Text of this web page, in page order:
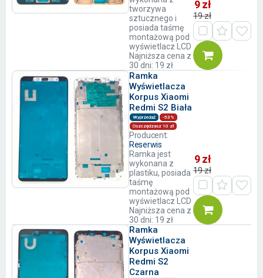
tworzywa
sztucznego i
posiada taśmę
montażową pod
wyświetlacz LCD
Najniższa cena z
30 dni: 19 zł
9 zł
19 zł
Ramka
Wyświetlacza
Korpus Xiaomi
Redmi S2 Biała
Wyprzedaż
-53%
Oszczędzasz 10 zł
Producent:
Reserwis
Ramka jest
wykonana z
plastiku, posiada
taśmę
montażową pod
wyświetlacz LCD
Najniższa cena z
30 dni: 19 zł
9 zł
19 zł
Ramka
Wyświetlacza
Korpus Xiaomi
Redmi S2
Czarna